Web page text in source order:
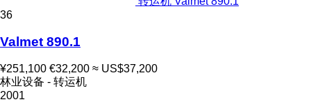
36
Valmet 890.1
¥251,100 €32,200 ≈ US$37,200
林业设备 - 转运机
2001